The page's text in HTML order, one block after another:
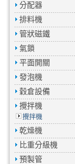
分配器
排料機
管狀磁鐵
氣鎖
平面開關
發泡機
穀倉設備
攪拌機
攪拌機
乾燥機
比重分級機
預製管